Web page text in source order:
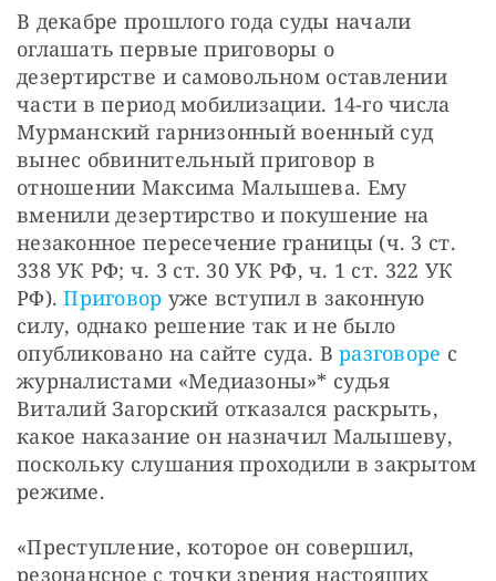
В декабре прошлого года суды начали
оглашать первые приговоры о
дезертирстве и самовольном оставлении
части в период мобилизации. 14-го числа
Мурманский гарнизонный военный суд
вынес обвинительный приговор в
отношении Максима Малышева. Ему
вменили дезертирство и покушение на
незаконное пересечение границы (ч. 3 ст.
338 УК РФ; ч. 3 ст. 30 УК РФ, ч. 1 ст. 322 УК
РФ). Приговор уже вступил в законную
силу, однако решение так и не было
опубликовано на сайте суда. В разговоре с
журналистами «Медиазоны»* судья
Виталий Загорский отказался раскрыть,
какое наказание он назначил Малышеву,
поскольку слушания проходили в закрытом
режиме.
«Преступление, которое он совершил,
резонансное с точки зрения настоящих